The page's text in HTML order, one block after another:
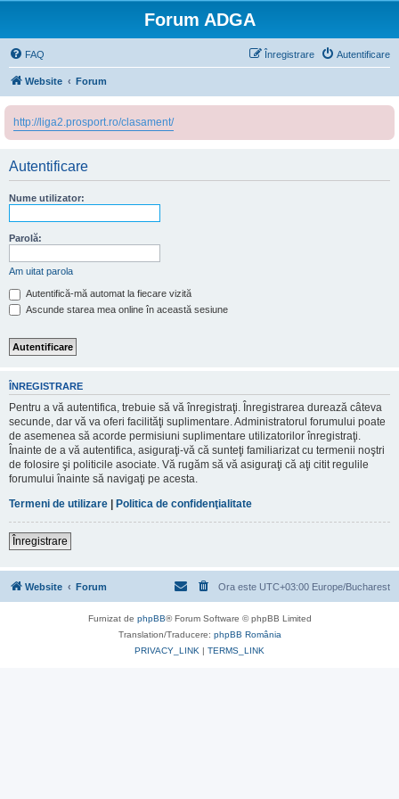
Forum ADGA
FAQ Autentificare
Înregistrare
Website Forum
http://liga2.prosport.ro/clasament/
Autentificare
Nume utilizator:
Parolă:
Am uitat parola
Autentifică-mă automat la fiecare vizită
Ascunde starea mea online în această sesiune
ÎNREGISTRARE
Pentru a vă autentifica, trebuie să vă înregistraţi. Înregistrarea durează câteva
secunde, dar vă va oferi facilităţi suplimentare. Administratorul forumului poate
de asemenea să acorde permisiuni suplimentare utilizatorilor înregistraţi.
Înainte de a vă autentifica, asiguraţi-vă că sunteţi familiarizat cu termenii noştri
de folosire şi politicile asociate. Vă rugăm să vă asiguraţi că aţi citit regulile
forumului înainte să navigaţi pe acesta.
Termeni de utilizare | Politica de confidenţialitate
Înregistrare
Website Forum Ora este UTC+03:00 Europe/Bucharest
Furnizat de phpBB® Forum Software © phpBB Limited
Translation/Traducere: phpBB România
PRIVACY_LINK | TERMS_LINK